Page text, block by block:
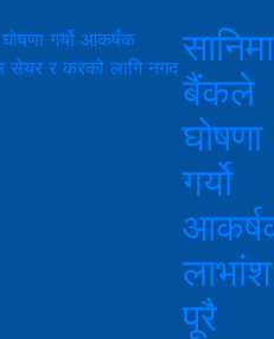
सानिमा
बैंकले
घोषणा
गर्यो
पूरै